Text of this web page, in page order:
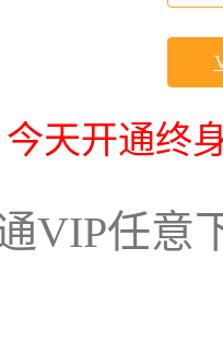
今天开通终
VIP任意